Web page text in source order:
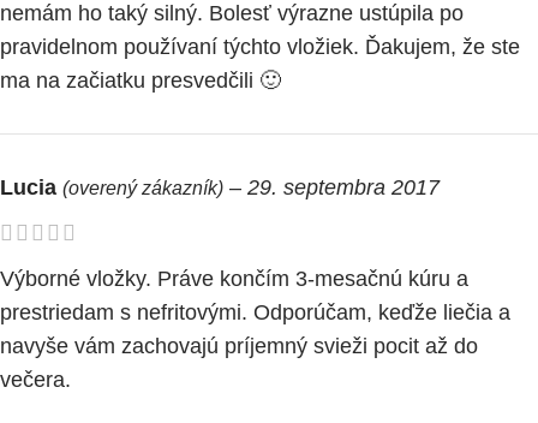
nemám ho taký silný. Bolesť výrazne ustúpila po
pravidelnom používaní týchto vložiek. Ďakujem, že ste
ma na začiatku presvedčili 🙂
Lucia (overený zákazník) – 29. septembra 2017
Výborné vložky. Práve končím 3-mesačnú kúru a
prestriedam s nefritovými. Odporúčam, keďže liečia a
navyše vám zachovajú príjemný svieži pocit až do
večera.